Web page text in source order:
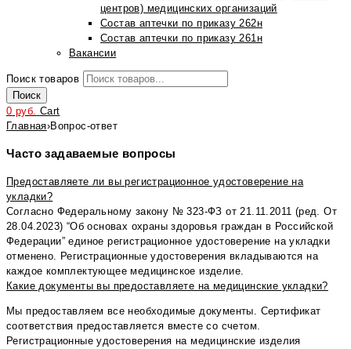
центров) медицинских организаций
Состав аптечки по приказу 262н
Состав аптечки по приказу 261н
Вакансии
Поиск товаров
Поиск
0 руб. Cart
Главная›Вопрос-ответ
Часто задаваемые вопросы
Предоставляете ли вы регистрационное удостоверение на
укладки?
Согласно Федеральному закону № 323-ФЗ от 21.11.2011 (ред. От
28.04.2023) “Об основах охраны здоровья граждан в Российской
Федерации” единое регистрационное удостоверение на укладки
отменено. Регистрационные удостоверения вкладываются на
каждое комплектующее медицинское изделие.
Какие документы вы предоставляете на медицинские укладки?
Мы предоставляем все необходимые документы. Сертификат
соответствия предоставляется вместе со счетом.
Регистрационные удостоверения на медицинские изделия